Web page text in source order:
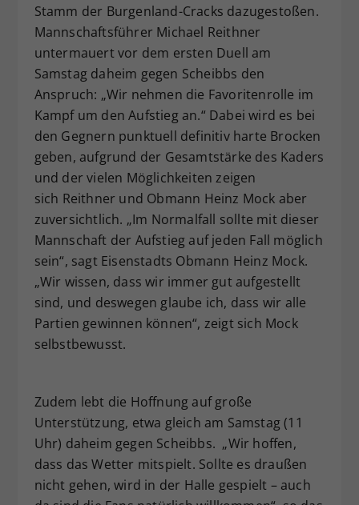
Stamm der Burgenland-Cracks dazugestoßen.
Mannschaftsführer Michael Reithner
untermauert vor dem ersten Duell am
Samstag daheim gegen Scheibbs den
Anspruch: „Wir nehmen die Favoritenrolle im
Kampf um den Aufstieg an.“ Dabei wird es bei
den Gegnern punktuell definitiv harte Brocken
geben, aufgrund der Gesamtstärke des Kaders
und der vielen Möglichkeiten zeigen
sich Reithner und Obmann Heinz Mock aber
zuversichtlich. „Im Normalfall sollte mit dieser
Mannschaft der Aufstieg auf jeden Fall möglich
sein“, sagt Eisenstadts Obmann Heinz Mock.
„Wir wissen, dass wir immer gut aufgestellt
sind, und deswegen glaube ich, dass wir alle
Partien gewinnen können“, zeigt sich Mock
selbstbewusst.
Zudem lebt die Hoffnung auf große
Unterstützung, etwa gleich am Samstag (11
Uhr) daheim gegen Scheibbs. „Wir hoffen,
dass das Wetter mitspielt. Sollte es draußen
nicht gehen, wird in der Halle gespielt – auch
Zweck
Dieser Wert speichert Ihre Consent-
Einstellungen. Unter anderem eine
zufällig generierte ID, für die
historische Speicherung Ihrer
vorgenommen Einstellungen, falls der
Webseiten-Betreiber dies eingestellt
hat.